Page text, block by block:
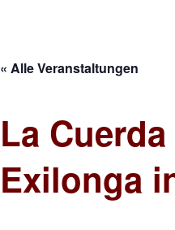
« Alle Veranstaltungen
La
Exilonga